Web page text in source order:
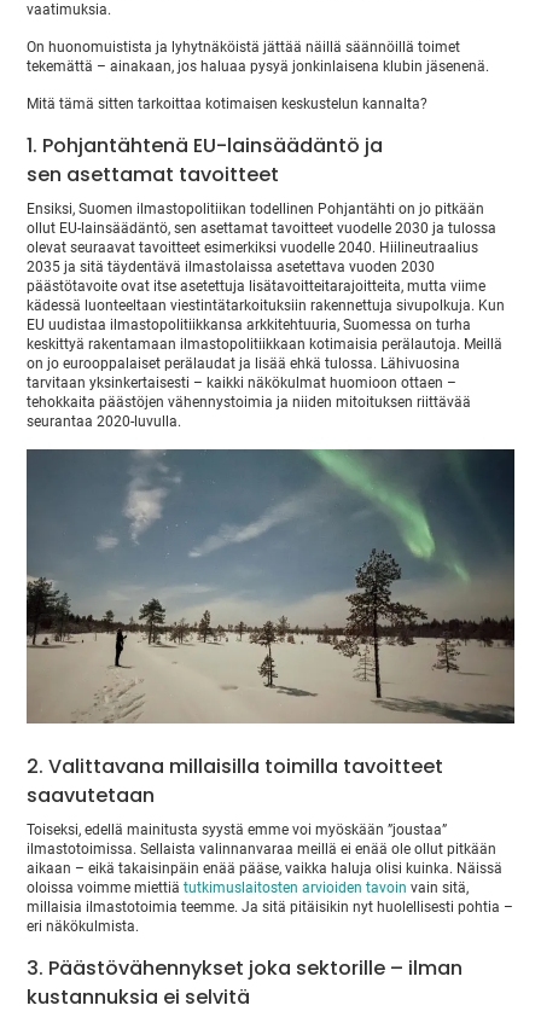
vaatimuksia.
On huonomuistista ja lyhytnäköistä jättää näillä säännöillä toimet
tekemättä – ainakaan, jos haluaa pysyä jonkinlaisena klubin jäsenenä.
Mitä tämä sitten tarkoittaa kotimaisen keskustelun kannalta?
1. Pohjantähtenä EU-lainsäädäntö ja
sen asettamat tavoitteet
Ensiksi, Suomen ilmastopolitiikan todellinen Pohjantähti on jo pitkään
ollut EU-lainsäädäntö, sen asettamat tavoitteet vuodelle 2030 ja tulossa
olevat seuraavat tavoitteet esimerkiksi vuodelle 2040. Hiilineutraalius
2035 ja sitä täydentävä ilmastolaissa asetettava vuoden 2030
päästötavoite ovat itse asetettuja lisätavoitteitarajoitteita, mutta viime
kädessä luonteeltaan viestintätarkoituksiin rakennettuja sivupolkuja. Kun
EU uudistaa ilmastopolitiikkansa arkkitehtuuria, Suomessa on turha
keskittyä rakentamaan ilmastopolitiikkaan kotimaisia perälautoja. Meillä
on jo eurooppalaiset perälaudat ja lisää ehkä tulossa. Lähivuosina
tarvitaan yksinkertaisesti – kaikki näkökulmat huomioon ottaen –
tehokkaita päästöjen vähennystoimia ja niiden mitoituksen riittävää
seurantaa 2020-luvulla.
2. Valittavana millaisilla toimilla tavoitteet
saavutetaan
Toiseksi, edellä mainitusta syystä emme voi myöskään ”joustaa”
ilmastotoimissa. Sellaista valinnanvaraa meillä ei enää ole ollut pitkään
aikaan – eikä takaisinpäin enää pääse, vaikka haluja olisi kuinka. Näissä
oloissa voimme miettiätutkimuslaitosten arvioiden tavoin vain sitä,
millaisia ilmastotoimia teemme. Ja sitä pitäisikin nyt huolellisesti pohtia –
eri näkökulmista.
3. Päästövähennykset joka sektorille – ilman
kustannuksia ei selvitä